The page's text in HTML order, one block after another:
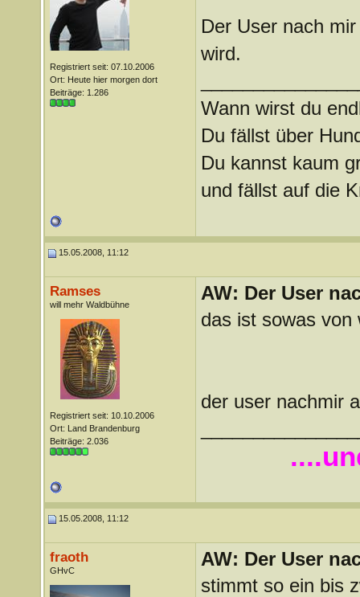
Registriert seit: 07.10.2006
Ort: Heute hier morgen dort
Beiträge: 1.286
Der User nach
wird.
Wann wirst du
Du fällst über
Du kannst kaum
und fällst auf die
15.05.2008, 11:12
Ramses
will mehr Waldbühne
Registriert seit: 10.10.2006
Ort: Land Brandenburg
Beiträge: 2.036
AW: Der User
das ist sowas von
der user nachmir
15.05.2008, 11:12
fraoth
GHvC
AW: Der User
stimmt so ein bis